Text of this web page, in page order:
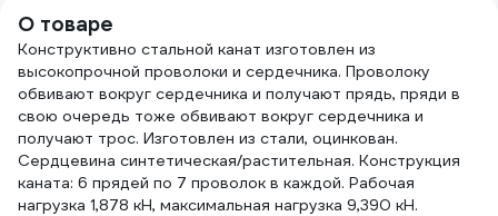
О товаре
Конструктивно стальной канат изготовлен из
высокопрочной проволоки и сердечника. Проволоку
обвивают вокруг сердечника и получают прядь, пряди в
свою очередь тоже обвивают вокруг сердечника и
получают трос. Изготовлен из стали, оцинкован.
Сердцевина синтетическая/растительная. Конструкция
каната: 6 прядей по 7 проволок в каждой. Рабочая
нагрузка 1,878 кН, максимальная нагрузка 9,390 кН.